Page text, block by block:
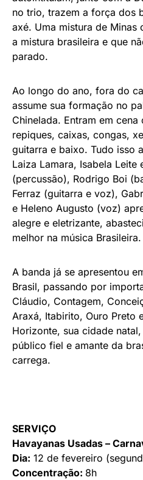
no trio, trazem a força dos
axé. Uma mistura de Minas
a mistura brasileira e que
parado.
Ao longo do ano, fora do
assume sua formação no
Chinelada. Entram em
repiques, caixas, congas,
guitarra e baixo. Tudo isso
Laiza Lamara, Isabela Leite
(percussão), Rodrigo Boi
Ferraz (guitarra e voz),
e Heleno Augusto (voz)
alegre e eletrizante,
melhor na música Brasileira.
A banda já se apresentou
Brasil, passando por
Cláudio, Contagem,
Araxá, Itabirito, Ouro Preto
Horizonte, sua cidade
público fiel e amante da
carrega.
SERVIÇO
Havayanas Usadas –
Dia: 12 de fevereiro
Concentração: 8h